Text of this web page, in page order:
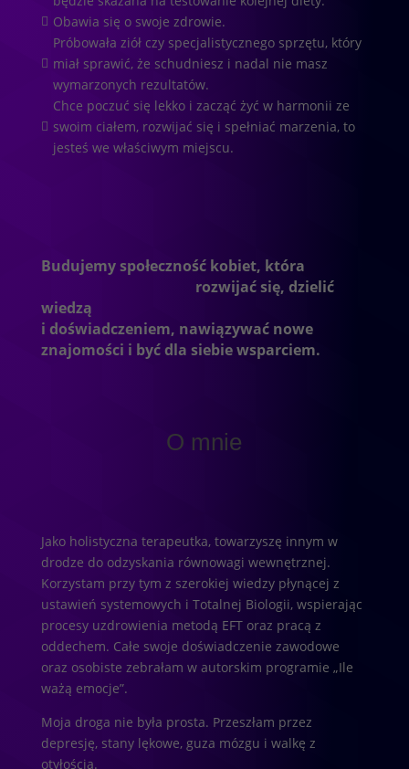
 Obawia się o swoje zdrowie.

Próbowała ziół czy specjalistycznego sprzętu, który
miał sprawić, że schudniesz i nadal nie masz
wymarzonych rezultatów.

Chce poczuć się lekko i zacząć żyć w harmonii ze
swoim ciałem, rozwijać się i spełniać marzenia, to
jesteś we właściwym miejscu.
Budujemy społeczność kobiet, która
rozwijać się, dzielić
wiedzą
i doświadczeniem, nawiązywać nowe
znajomości i być dla siebie wsparciem.
O mnie
Jako holistyczna terapeutka, towarzyszę innym w
drodze do odzyskania równowagi wewnętrznej.
Korzystam przy tym z szerokiej wiedzy płynącej z
ustawień systemowych i Totalnej Biologii, wspierając
procesy uzdrowienia metodą EFT oraz pracą z
oddechem. Całe swoje doświadczenie zawodowe
oraz osobiste zebrałam w autorskim programie „Ile
ważą emocje”.
Moja droga nie była prosta. Przeszłam przez
depresję, stany lękowe, guza mózgu i walkę z
otyłością.